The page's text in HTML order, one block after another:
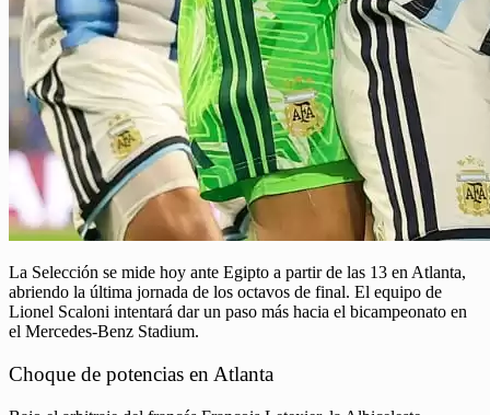
La Selección se mide hoy ante Egipto a partir de las 13 en Atlanta,
abriendo la última jornada de los octavos de final. El equipo de
Lionel Scaloni intentará dar un paso más hacia el bicampeonato en
el Mercedes-Benz Stadium.
Choque de potencias en Atlanta